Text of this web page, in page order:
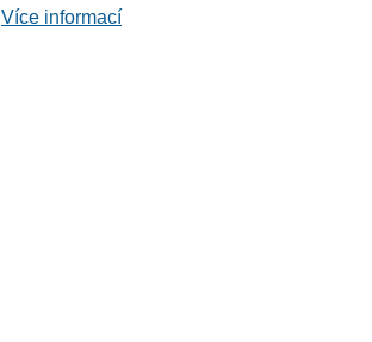
Více informací